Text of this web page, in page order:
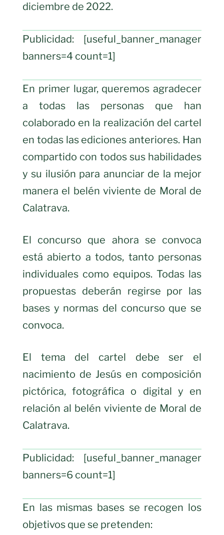
diciembre de 2022.
Publicidad: [useful_banner_manager
banners=4 count=1]
En primer lugar, queremos agradecer
a todas las personas que han
colaborado en la realización del cartel
en todas las ediciones anteriores. Han
compartido con todos sus habilidades
y su ilusión para anunciar de la mejor
manera el belén viviente de Moral de
Calatrava.
El concurso que ahora se convoca
está abierto a todos, tanto personas
individuales como equipos. Todas las
propuestas deberán regirse por las
bases y normas del concurso que se
convoca.
El tema del cartel debe ser el
nacimiento de Jesús en composición
pictórica, fotográfica o digital y en
relación al belén viviente de Moral de
Calatrava.
Publicidad: [useful_banner_manager
banners=6 count=1]
En las mismas bases se recogen los
objetivos que se pretenden: